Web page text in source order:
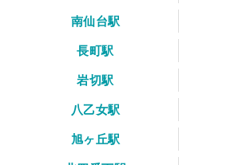
南仙台駅
長町駅
岩切駅
八乙女駅
旭ヶ丘駅